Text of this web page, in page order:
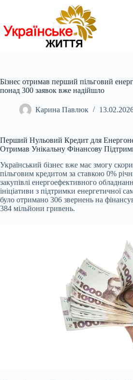
Бізнес отримав перший пільговий
понад 300 заявок вже надійшло
Карина Павлюк
Перший Нульовий Кредит для
Отримав Унікальну Фінансову
Український бізнес вже має змогу
пільговим кредитом за ставкою 0%
закупівлі енергоефективного
ініціативи з підтримки енергетичної
було отримано 306 звернень на
384 мільйони гривень.